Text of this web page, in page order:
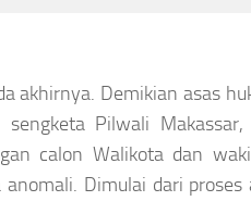
akhirnya. Demikian asas
Pilwali
calon Walikota dan
Dimulai dari